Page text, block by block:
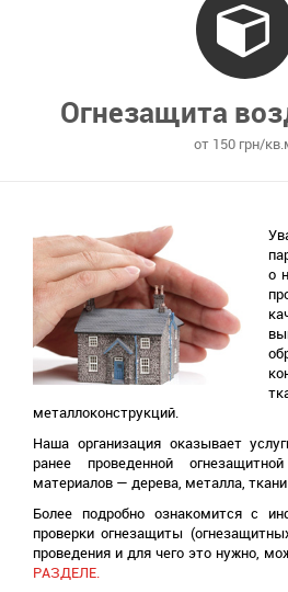
Огнезащита
от 150 грн/
о
металлоконструкций.
Наша организация оказывает
ранее проведенной
материалов — дерева, металла,
Более подробно ознакомится с
проверки огнезащиты
проведения и для чего это нужно,
РАЗДЕЛЕ.